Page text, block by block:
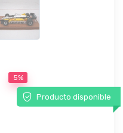
5%
Producto disponible